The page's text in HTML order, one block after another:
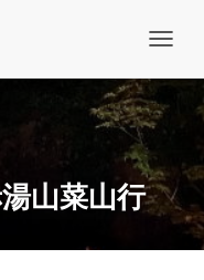
ー
ン
を
切
り
山菜山行